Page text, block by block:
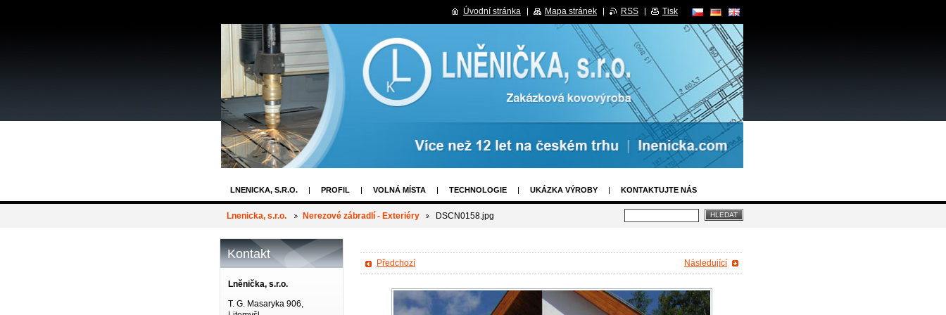
LNENICKA, S.R.O. PROFIL VOLNÁ MÍSTA TECHNOLOGIE UKÁZKA VÝROBY KONTAKTUJTE NÁS
REFERENCE TECHNICKÉ LODĚ KONTAKT
Lnenicka, s.r.o. Nerezové zábradlí - Exteriéry DSCN0158.jpg
Předchozí Následující
Kontakt
Lněnička, s.r.o.
T. G. Masaryka 906,
Úvodní stránka Mapa stránek RSS Tisk